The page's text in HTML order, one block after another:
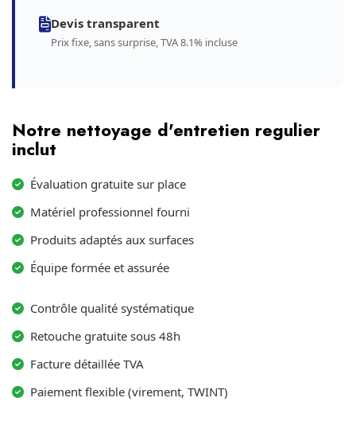
Devis transparent
Prix fixe, sans surprise, TVA 8.1% incluse
Notre nettoyage d'entretien regulier
inclut
Évaluation gratuite sur place
Matériel professionnel fourni
Produits adaptés aux surfaces
Équipe formée et assurée
Contrôle qualité systématique
Retouche gratuite sous 48h
Facture détaillée TVA
Paiement flexible (virement, TWINT)